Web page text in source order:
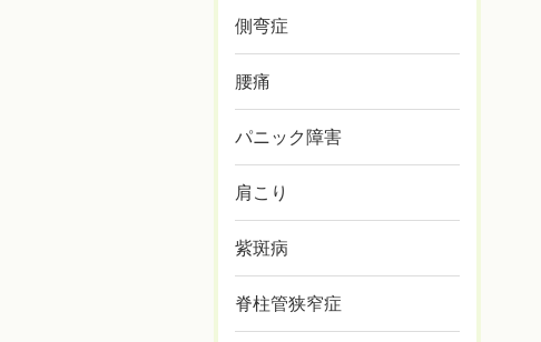
側弯症
腰痛
パニック障害
肩こり
紫斑病
脊柱管狭窄症